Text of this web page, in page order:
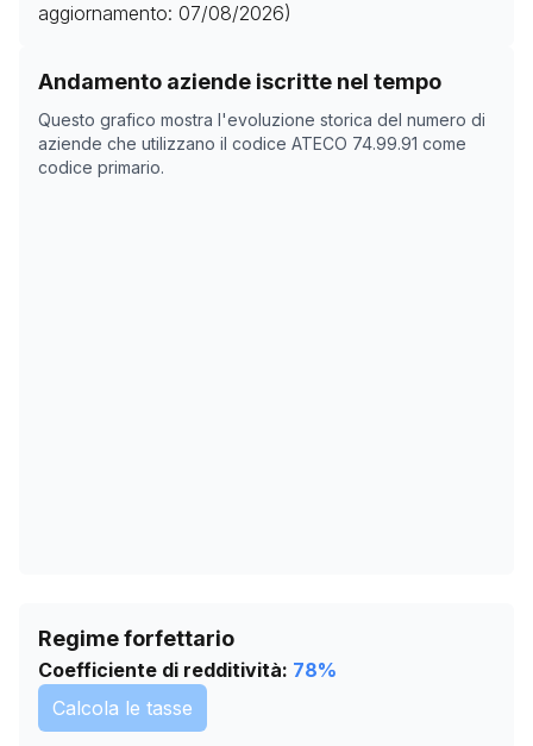
aggiornamento: 07/08/2026)
Andamento aziende iscritte nel tempo
Questo grafico mostra l'evoluzione storica del numero di
aziende che utilizzano il codice ATECO 74.99.91 come
codice primario.
Storico numero di aziende con codice ATECO
Data rilevazione
19/04/2025
0
08/11/2025
Regime forfettario
Coefficiente di redditività: 78%
Calcola le tasse